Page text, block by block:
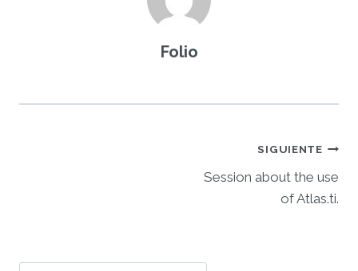
Folio
SIGUIENTE
Session about the use
of Atlas.ti.